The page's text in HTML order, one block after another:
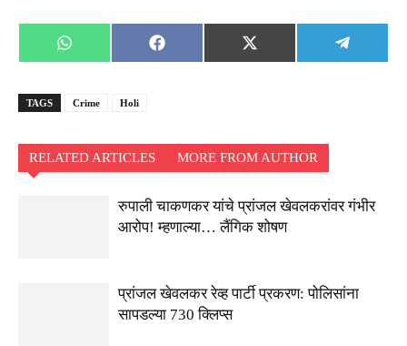
Share
on
WhatsApp
Share
on
Facebook
Share
on
X
(Twitter)
Share
on
TAGS Crime Holi
RELATED ARTICLES MORE FROM AUTHOR
रुपाली चाकणकर यांचे प्रांजल खेवलकरांवर गंभीर
आरोप! म्हणाल्या… लैंगिक शोषण
प्रांजल खेवलकर रेव्ह पार्टी प्रकरण: पोलिसांना
सापडल्या 730 क्लिप्स